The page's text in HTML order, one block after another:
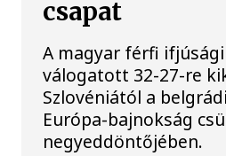
csapat
A magyar férfi
válogatott 32-27-re
Szlovéniától a
Európa-bajnokság
negyeddöntőjében.